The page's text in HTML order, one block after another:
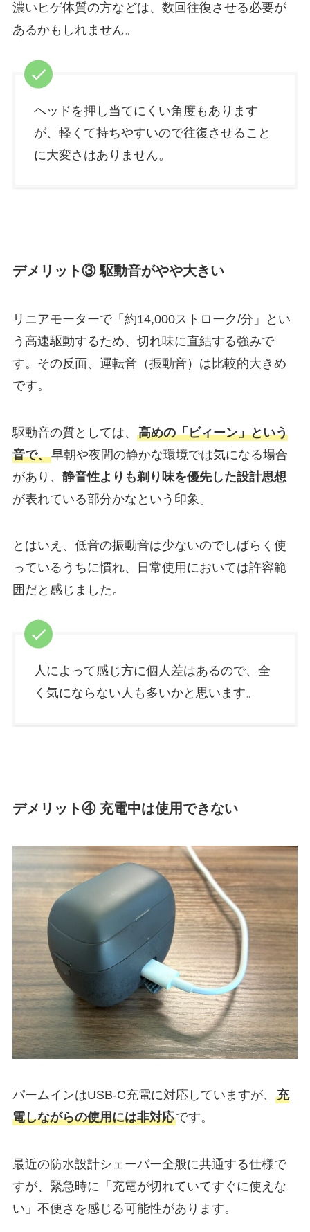
濃いヒゲ体質の方などは、数回往復させる必要が
あるかもしれません。
ヘッドを押し当てにくい角度もあります
が、軽くて持ちやすいので往復させること
に大変さはありません。
デメリット③ 駆動音がやや大きい
リニアモーターで「約14,000ストローク/分」とい
う高速駆動するため、切れ味に直結する強みで
す。その反面、運転音（振動音）は比較的大きめ
です。
駆動音の質としては、 高めの「ビィーン」という
音で、早朝や夜間の静かな環境では気になる場合
があり、 静音性よりも剃り味を優先した設計思想
が表れている部分かなという印象。
とはいえ、低音の振動音は少ないのでしばらく使
っているうちに慣れ、日常使用においては許容範
囲だと感じました。
人によって感じ方に個人差はあるので、全
く気にならない人も多いかと思います。
デメリット④ 充電中は使用できない
パームインはUSB-C充電に対応していますが、 充
電しながらの使用には非対応です。
最近の防水設計シェーバー全般に共通する仕様で
すが、緊急時に「充電が切れていてすぐに使えな
い」不便さを感じる可能性があります。